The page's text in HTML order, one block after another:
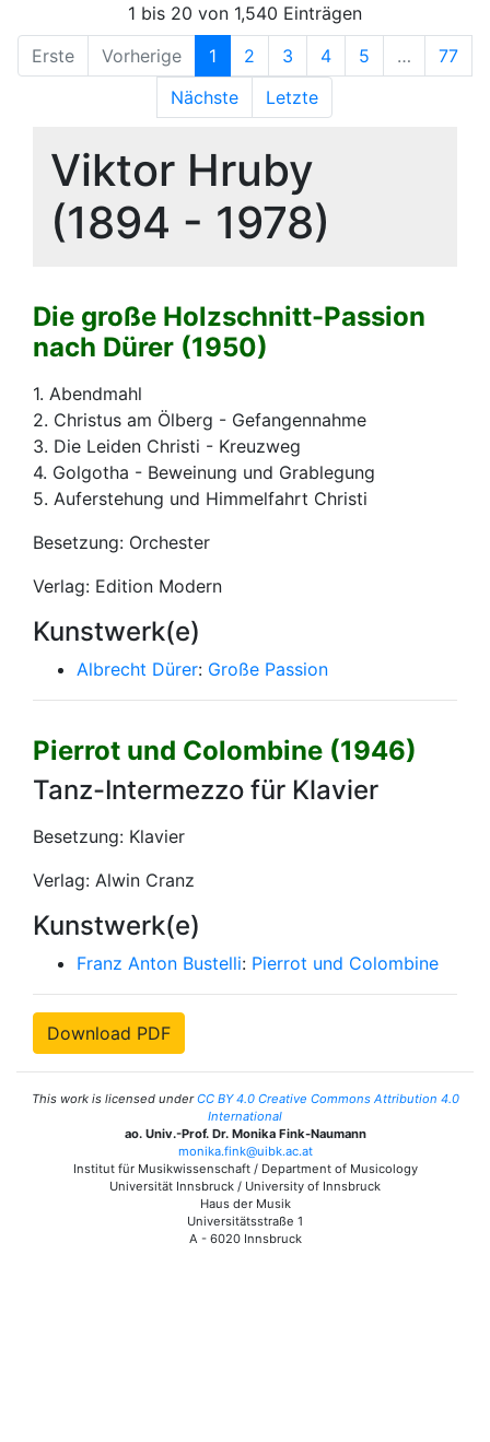
1 bis 20 von 1,540 Einträgen
Erste
Vorherige 1 2 3 4 5 …
77
Nächste
Letzte
Viktor Hruby
(1894 - 1978)
Die große Holzschnitt-Passion
nach Dürer (1950)
1. Abendmahl
2. Christus am Ölberg - Gefangennahme
3. Die Leiden Christi - Kreuzweg
4. Golgotha - Beweinung und Grablegung
5. Auferstehung und Himmelfahrt Christi
Besetzung: Orchester
Verlag: Edition Modern
Kunstwerk(e)
Albrecht Dürer: Große Passion
Pierrot und Colombine (1946)
Tanz-Intermezzo für Klavier
Besetzung: Klavier
Verlag: Alwin Cranz
Kunstwerk(e)
Franz Anton Bustelli: Pierrot und Colombine
Download PDF
This work is licensed underCC BY 4.0 Creative Commons Attribution 4.0
International
ao. Univ.-Prof. Dr. Monika Fink-Naumann
monika.fink@uibk.ac.at
Institut für Musikwissenschaft / Department of Musicology
Universität Innsbruck / University of Innsbruck
Haus der Musik
Universitätsstraße 1
A - 6020 Innsbruck